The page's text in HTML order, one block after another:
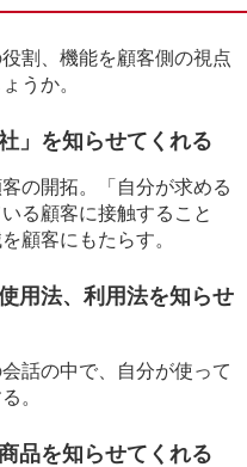
割、機能を顧客側の視点
うか。
」を知らせてくれる
の開拓。「自分が求める
る顧客に接触すること
顧客にもたらす。
用法、利用法を知らせ
話の中で、自分が使って
。
品を知らせてくれる